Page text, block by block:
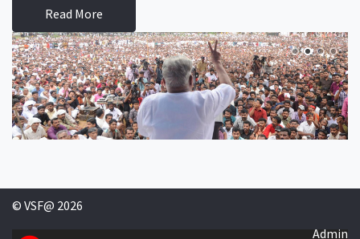
Read More
© VSF@ 2026
Admin